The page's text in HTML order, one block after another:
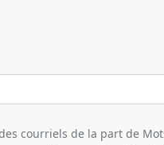
courriels de la part de